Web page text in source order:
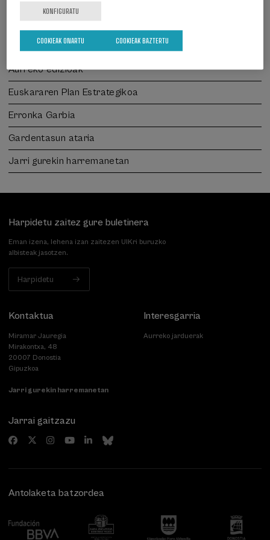
Laguntzaileak
Salaketen gunea
Aurreko edizioak
Euskararen Plan Estrategikoa
Erronka Garbia
Gardentasun ataria
Jarri gurekin harremanetan
Harpidetu zaitez gure buletinera
Eman izena, lehena izan zaitezen UIKri buruzko
albisteak jasotzen.
Harpidetu
Kontaktua
Miramar Jauregia
Mirakontxa, 48
20007 Donostia
Gipuzkoa
Jarri gurekin harremanetan
Interesgarria
Aurreko jarduerak
Jarrai gaitzazu
Antolaketa batzordea
KONFIGURATU
COOKIEAK BAZTERTU
COOKIEAK ONARTU